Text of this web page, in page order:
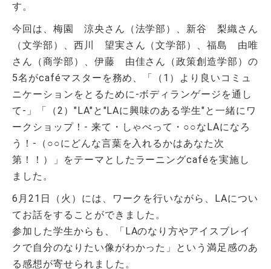
す。
今回は、梅園 涼央さん（法学部）、新谷 梨織さん
（文学部）、西川 望実さん（文学部）、福島 由唯
さん（商学部）、伊藤 由佳さん（政策創造学部）の
5名がcaféマスターを務め、「（1）より良いコミュ
ニケーションをとるために-ボディランゲージを通し
て-」「（2）"LA"と"LAに興味のある学生"と一緒にワ
ークショップ！- 来て・しゃべって・○○なLAになろ
う！-（○○にどんな言葉を入れるかはあなた次
第！！）」をテーマとしたラーニングcaféを実施し
ました。
6月21日（火）には、ワークを行いながら、LAについ
てお話をすることができました。
参加した学生からも、「LAのなり方やアイスブレイ
クで自分のなりたい像がわかった」という満足感のあ
る感想が寄せられました。